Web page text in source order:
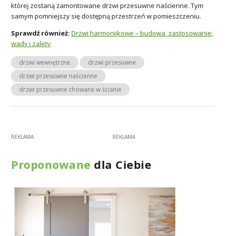
której zostaną zamontowane drzwi przesuwne naścienne. Tym
samym pomniejszy się dostępną przestrzeń w pomieszczeniu.
Sprawdź również:Drzwi harmonijkowe – budowa, zastosowanie,
wady i zalety
drzwi wewnętrzne
drzwi przesuwne
drzwi przesuwne naścienne
drzwi przesuwne chowane w ścianie
Proponowane dla Ciebie